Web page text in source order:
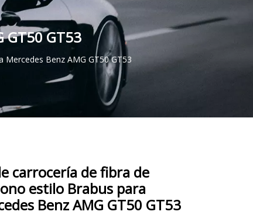
GT50 GT53
Benz AMG GT50 GT53
carrocería de fibra de
estilo Brabus para
Benz AMG GT50 GT53